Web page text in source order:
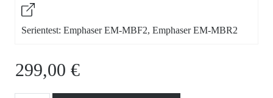
Serientest: Emphaser EM-MBF2, Emphaser EM-MBR2
299,00 €